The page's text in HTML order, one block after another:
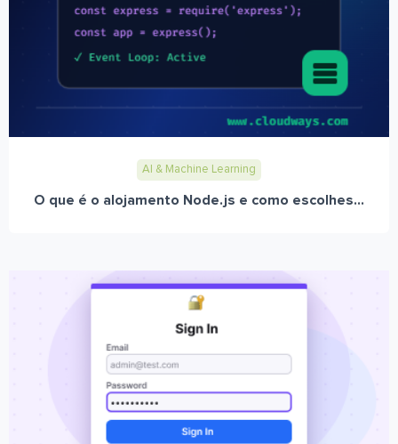
AI & Machine Learning
O que é o alojamento Node.js e como escolhes...